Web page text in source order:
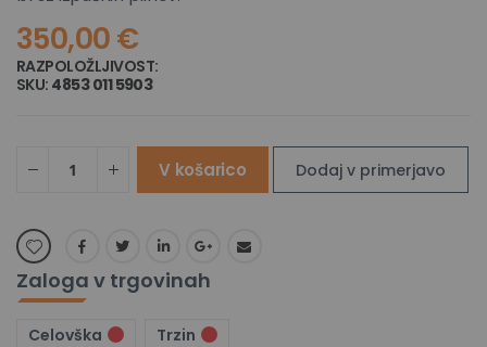
350,00 €
RAZPOLOŽLJIVOST:
SKU 4853 011 5903
V košarico Dodaj v primerjavo
Zaloga v trgovinah
Celovška Trzin